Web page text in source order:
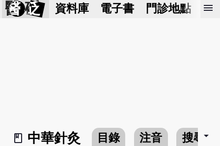
醫 砭 資料庫 電子書 門診地點 預
menu
book_2
中華針灸 目錄 注音 搜尋arrow_drop_down